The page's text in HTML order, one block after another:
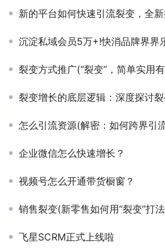
新的平台如何快速引流裂变，全新拼
沉淀私域会员5万+!快消品牌界界
裂变方式推广(“裂变”，简单实用有效少花
裂变增长的底层逻辑：深度探讨
怎么引流资源(解密：如何跨界引
企业微信怎么快速增长？
视频号怎么开通带货橱窗？
销售裂变(新零售如何用“裂变”打法，2年裂
飞星SCRM正式上线啦